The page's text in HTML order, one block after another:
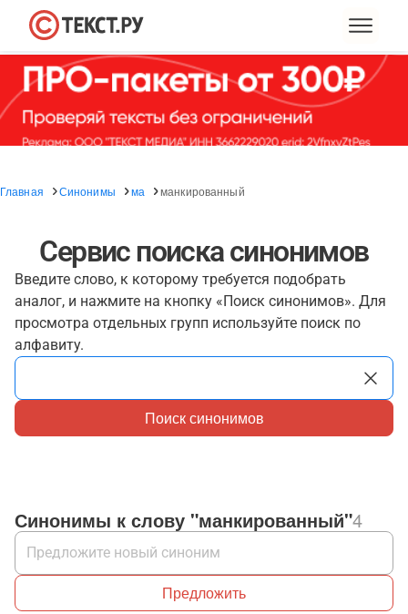
Главная Синонимы ма манкированный
Сервис поиска синонимов
Введите слово, к которому требуется подобрать
аналог, и нажмите на кнопку «Поиск синонимов». Для
просмотра отдельных групп используйте поиск по
алфавиту.
Поиск синонимов
Синонимы к слову "манкированный"4
Предложить